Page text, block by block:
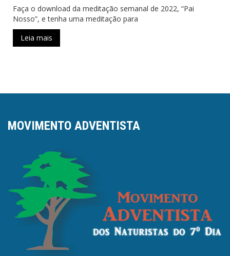
Faça o download da meditação semanal de 2022, “Pai
Nosso”, e tenha uma meditação para
Leia mais
MOVIMENTO ADVENTISTA